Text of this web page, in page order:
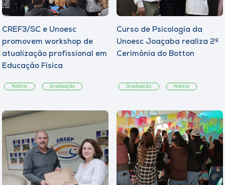
CREF3/SC e Unoesc
promovem workshop de
atualização profissional em
Educação Física
Notícia Graduação
Curso de Psicologia da
Unoesc Joaçaba realiza 2ª
Cerimônia do Botton
Graduação Notícia